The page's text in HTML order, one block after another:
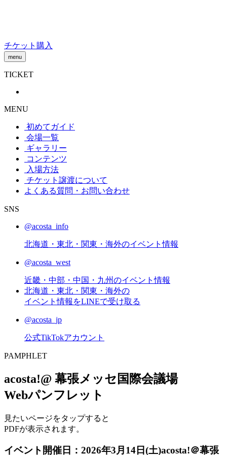
チケット購入
menu
TICKET
MENU
初めてガイド
会場一覧
ギャラリー
コンテンツ
入場方法
チケット譲渡について
よくある質問・お問い合わせ
SNS
@acosta_info
北海道・東北・関東・海外のイベント情報
@acosta_west
近畿・中部・中国・九州のイベント情報
北海道・東北・関東・海外の
イベント情報をLINEで受け取る
@acosta_jp
公式TikTokアカウント
PAMPHLET
acosta!@ 幕張メッセ国際会議場
Webパンフレット
見たいページをタップすると
PDFが表示されます。
イベント開催日： 2026年3月14日(土)acosta!＠幕張